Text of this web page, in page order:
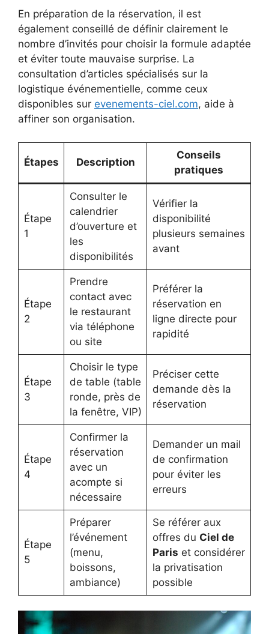
En préparation de la réservation, il est
également conseillé de définir clairement le
nombre d’invités pour choisir la formule adaptée
et éviter toute mauvaise surprise. La
consultation d’articles spécialisés sur la
logistique événementielle, comme ceux
disponibles sur evenements-ciel.com, aide à
affiner son organisation.
Étapes Description
Conseils
pratiques
Étape
1
Consulter le
calendrier
d’ouverture et
les
disponibilités
Vérifier la
disponibilité
plusieurs semaines
avant
Étape
2
Prendre
contact avec
le restaurant
via téléphone
ou site
Préférer la
réservation en
ligne directe pour
rapidité
Étape
3
Choisir le type
de table (table
ronde, près de
la fenêtre, VIP)
Préciser cette
demande dès la
réservation
Étape
4
Confirmer la
réservation
avec un
acompte si
nécessaire
Demander un mail
de confirmation
pour éviter les
erreurs
Étape
5
Préparer
l’événement
(menu,
boissons,
ambiance)
Se référer aux
offres du Ciel de
Paris et considérer
la privatisation
possible